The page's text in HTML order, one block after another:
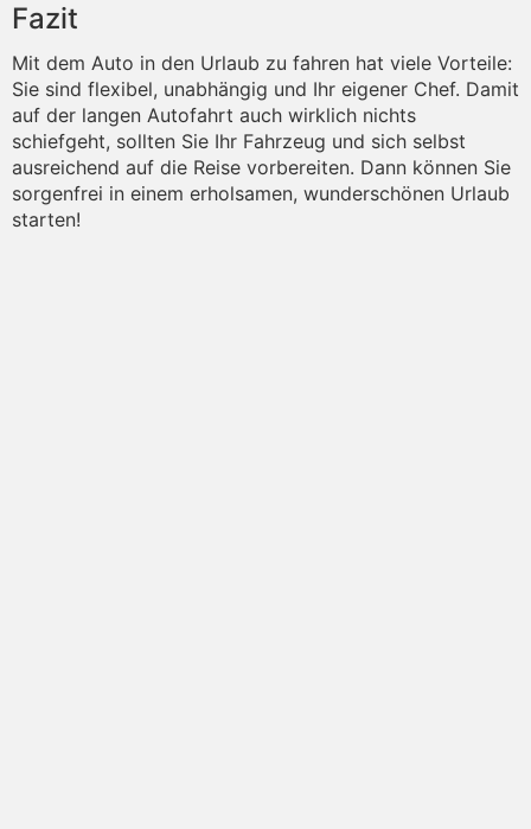
Fazit
Mit dem Auto in den Urlaub zu fahren hat viele Vorteile:
Sie sind flexibel, unabhängig und Ihr eigener Chef. Damit
auf der langen Autofahrt auch wirklich nichts
schiefgeht, sollten Sie Ihr Fahrzeug und sich selbst
ausreichend auf die Reise vorbereiten. Dann können Sie
sorgenfrei in einem erholsamen, wunderschönen Urlaub
starten!